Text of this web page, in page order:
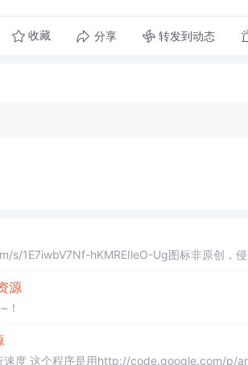
收藏 分享 转发到动态
s/1E7iwbV7Nf-hKMREIleO-Ug图标非原创，侵
源
！
速度 这个程序是用http://code.google.com/p/